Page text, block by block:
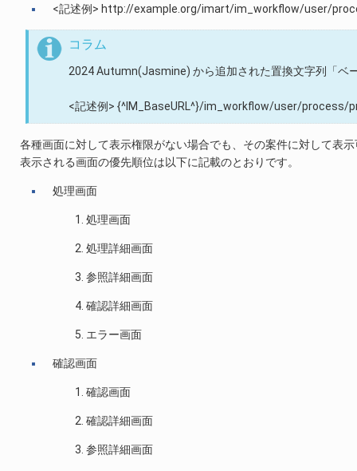
<記述例> http://example.org/imart/im_workflow/user/
コラム
2024 Autumn(Jasmine) から追加された置換文字列「ベ
<記述例> {^IM_BaseURL^}/im_workflow/user/
各種画面に対して表示権限がない場合でも、その案件に対して表
表示される画面の優先順位は以下に記載のとおりです。
処理画面
処理画面
処理詳細画面
参照詳細画面
確認詳細画面
エラー画面
確認画面
確認画面
確認詳細画面
参照詳細画面